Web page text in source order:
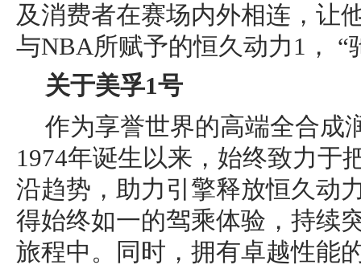
及消费者在赛场内外相连，让
与NBA所赋予的恒久动力1， “
关于美孚1号
作为享誉世界的高端全合成
1974年诞生以来，始终致力于
沿趋势，助力引擎释放恒久动
得始终如一的驾乘体验，持续
旅程中。同时，拥有卓越性能